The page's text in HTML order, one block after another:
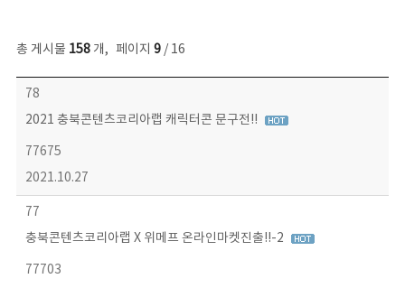
총 게시물 158개, 페이지 9/ 16
콘텐츠이슈 목록 - 번호, 제목, 작성자, 파일, 조회수, 작성일 정보 제공
78
2021 충북콘텐츠코리아랩 캐릭터콘 문구전!!
77675
2021.10.27
77
충북콘텐츠코리아랩 X 위메프 온라인마켓진출!!-2
77703